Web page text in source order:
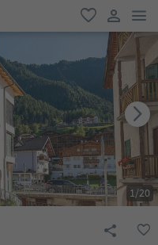
favoriti
user link
1/20